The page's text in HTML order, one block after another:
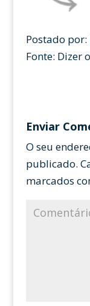
Postado por:
Fonte: Dizer
Enviar
O seu
publicado.
marcados